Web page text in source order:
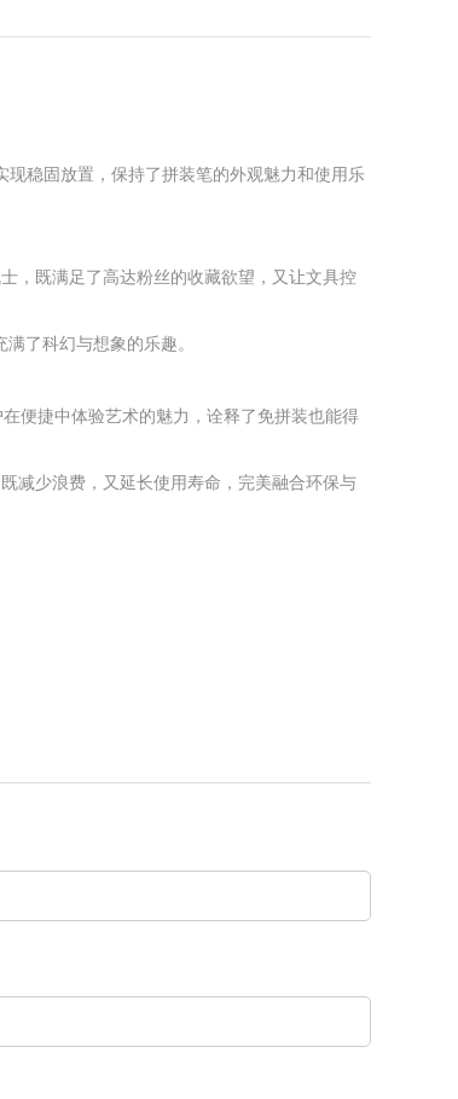
稳固放置，保持了拼装笔的外观魅力和使用乐
，既满足了高达粉丝的收藏欲望，又让文具控
了科幻与想象的乐趣。
便捷中体验艺术的魅力，诠释了免拼装也能得
减少浪费，又延长使用寿命，完美融合环保与